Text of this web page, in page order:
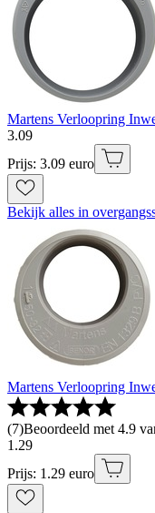
Martens Verloopring
3.09
Prijs: 3.09 euro
Bekijk alles in
Martens Verloopring
(7)Beoordeeld met 4.9
1 .29
Prijs: 1.29 euro